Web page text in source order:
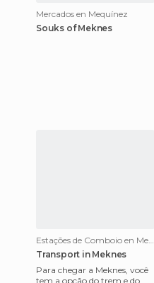
Mercados en Mequínez
Souks of Meknes
Estações de Comboio en Mequínez
Transport in Meknes
Para chegar a Meknes, você
tem a opção do trem e do